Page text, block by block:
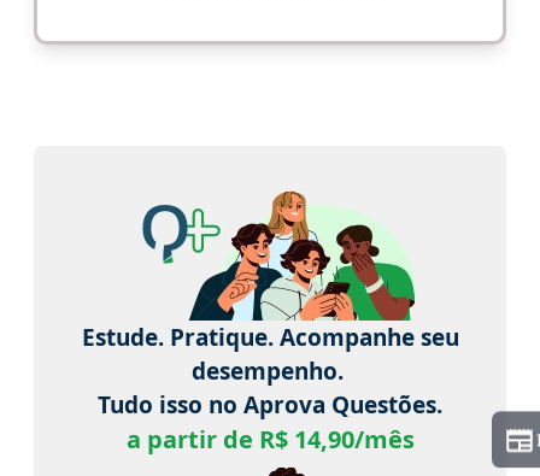
Estude. Pratique. Acompanhe seu
desempenho.
Tudo isso no Aprova Questões.
a partir de R$ 14,90/mês